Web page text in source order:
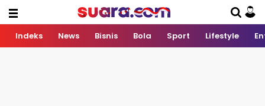
Indeks News Bisnis Bola Sport Lifestyle